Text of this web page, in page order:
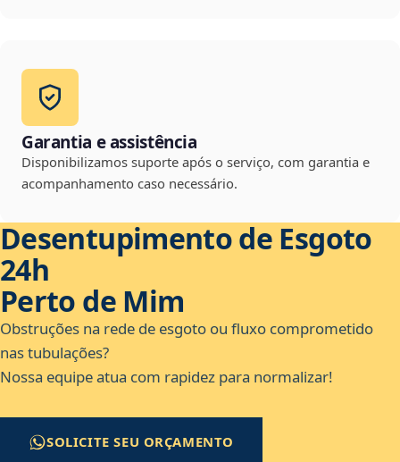
Garantia e assistência
Disponibilizamos suporte após o serviço, com garantia e
acompanhamento caso necessário.
Desentupimento de Esgoto
24h
Perto de Mim
Obstruções na rede de esgoto ou fluxo comprometido
nas tubulações?
Nossa equipe atua com rapidez para normalizar!
SOLICITE SEU ORÇAMENTO